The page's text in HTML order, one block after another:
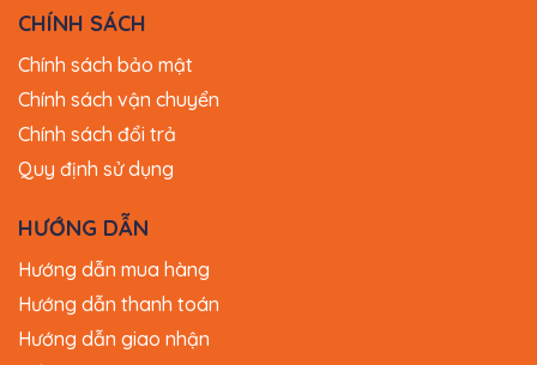
CHÍNH SÁCH
Chính sách bảo mật
Chính sách vận chuyển
Chính sách đổi trả
Quy định sử dụng
HƯỚNG DẪN
Hướng dẫn mua hàng
Hướng dẫn thanh toán
Hướng dẫn giao nhận